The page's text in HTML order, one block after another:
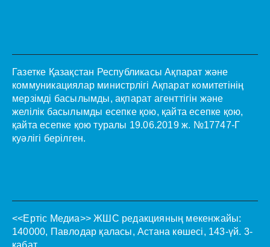
Газетке Қазақстан Республикасы Ақпарат және
коммуникациялар министрлігі Ақпарат комитетінің
мерзімді басылымды, ақпарат агенттігін және
желілік басылымды есепке қою, қайта есепке қою,
қайта есепке қою туралы 19.06.2019 ж. №17747-Г
куәлігі берілген.
<<Ертіс Медиа>> ЖШС редакцияның мекенжайы:
140000, Павлодар қаласы, Астана көшесі, 143-үй. 3-